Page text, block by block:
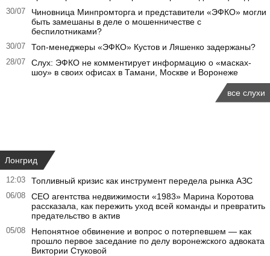
30/07
Чиновница Минпромторга и представители «ЭФКО» могли
быть замешаны в деле о мошенничестве с
беспилотниками?
30/07 Топ-менеджеры «ЭФКО» Кустов и Ляшенко задержаны?
28/07
Слух: ЭФКО не комментирует информацию о «масках-
шоу» в своих офисах в Тамани, Москве и Воронеже
все слухи
Лонгрид
12:03 Топливный кризис как инструмент передела рынка АЗС
06/08
CEO агентства недвижимости «1983» Марина Коротова
рассказала, как пережить уход всей команды и превратить
предательство в актив
05/08
Непонятное обвинение и вопрос о потерпевшем — как
прошло первое заседание по делу воронежского адвоката
Виктории Стуковой